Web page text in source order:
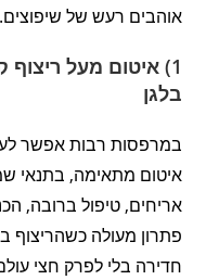
אוהבים רעש של שיפוצים.
1) איטום מעל
בלגן
במרפסות רבות אפשר
איטום מתאימה, בתנאי
אריחים, טיפול ברובה,
פתרון מעולה כשהריצוף
חדירה בלי לפרק חצי